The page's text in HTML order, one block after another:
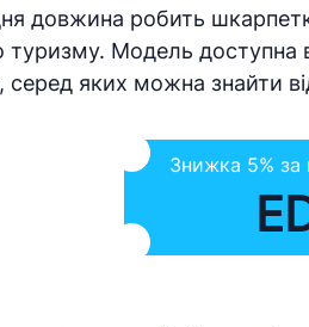
довжина робить
туризму. Модель доступна
яких можна знайти
Знижка 5%